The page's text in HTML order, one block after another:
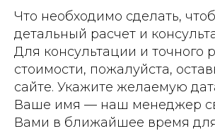
Что необходимо сделать,
детальный расчет и
Для консультации и точного
стоимости, пожалуйста,
сайте. Укажите желаемую
Ваше имя — наш менеджер
Вами в ближайшее время